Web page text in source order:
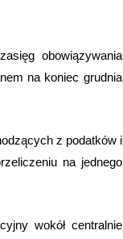
obowiązywania
na koniec grudnia
z podatków i
na jednego
wokół centralnie